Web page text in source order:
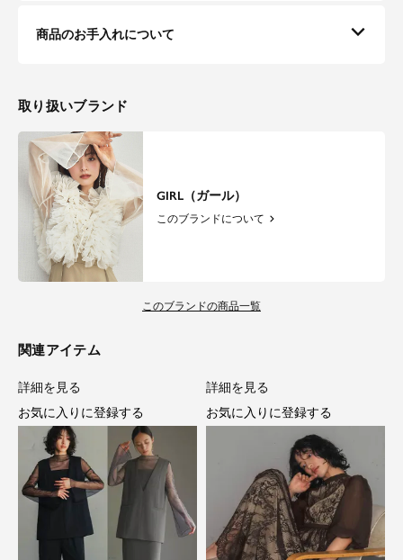
商品のお手入れについて
取り扱いブランド
GIRL（ガール）
このブランドについて
このブランドの商品一覧
関連アイテム
詳細を見る
お気に入りに登録する
詳細を見る
お気に入りに登録する